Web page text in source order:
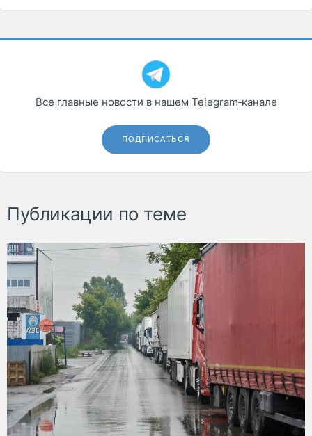
Все главные новости в нашем Telegram‑канале
ПОДПИСАТЬСЯ
Публикации по теме